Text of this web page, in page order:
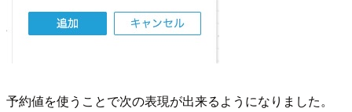
予約値を使うことで次の表現が出来るようになりました。